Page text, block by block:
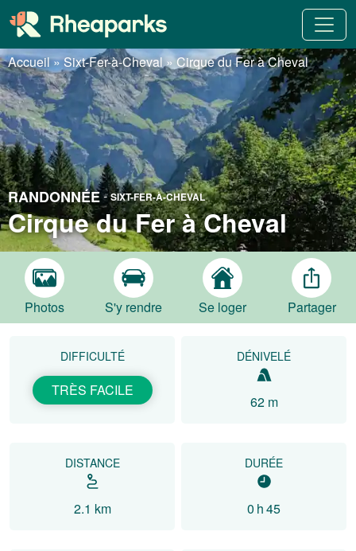
Accueil»Sixt-Fer-à-Cheval»Cirque du Fer à Cheval
RANDONNÉE
Cirque du Fer à Cheval
-SIXT-FER-À-CHEVAL
Photos S'y rendre Se loger Partager
DIFFICULTÉ
TRÈS FACILE
DÉNIVELÉ
62 m
DISTANCE
2.1 km
DURÉE
0 h 45